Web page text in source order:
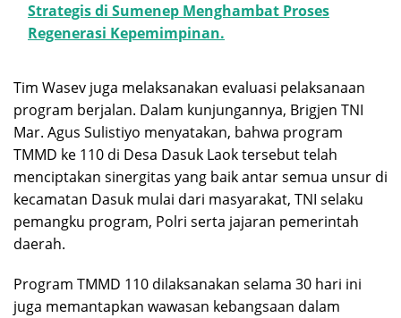
Strategis di Sumenep Menghambat Proses
Regenerasi Kepemimpinan.
Tim Wasev juga melaksanakan evaluasi pelaksanaan
program berjalan. Dalam kunjungannya, Brigjen TNI
Mar. Agus Sulistiyo menyatakan, bahwa program
TMMD ke 110 di Desa Dasuk Laok tersebut telah
menciptakan sinergitas yang baik antar semua unsur di
kecamatan Dasuk mulai dari masyarakat, TNI selaku
pemangku program, Polri serta jajaran pemerintah
daerah.
Program TMMD 110 dilaksanakan selama 30 hari ini
juga memantapkan wawasan kebangsaan dalam